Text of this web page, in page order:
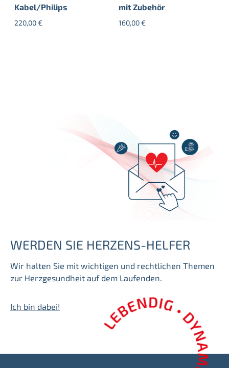
Kabel/Philips
220,00€
mit Zubehör
160,00€
WERDEN SIE HERZENS-HELFER
Wir halten Sie mit wichtigen und rechtlichen Themen
zur Herzgesundheit auf dem Laufenden.
Ich bin dabei!